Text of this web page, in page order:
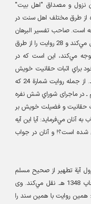
نزول و مصداق "اهل بيت"
طرق مختلف اهل سنت در
است. صاحب تفسير البرهان
30 روايت را به طرق مختلف از اهل سنت نقل مي‌کند و 28 روايت را از طرق
مي‌کند، اين است که در
براي اثبات حقانيت خويش
به اين آيه استدلال نموده و تمسک جسته‌اند. از جمله روايت شمارة‌ 24 که
ـ در ماجرای‌ شوراي شش نفره
حقانيت و فضيلت خويش بر
آنان مي‌فرمايد: آيا اين آيه
شده است؟! و آنان در جواب
آية‌ تطهير از صحيح مسلم
(القسم الثاني من الجزء الثاني) ص 116، چاپ 1348 هـ. نقل مي‌کند. وی
روايت با همين سند را